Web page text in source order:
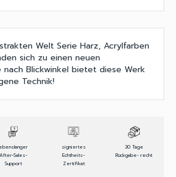
Welt Serie Harz, Acrylfarben
sich zu einen neuen
nach Blickwinkel bietet diese Werk
Technik!
After-Sales-
Support
signiertes
Echtheits-
Zertifikat
30 Tage
Rückgabe- recht